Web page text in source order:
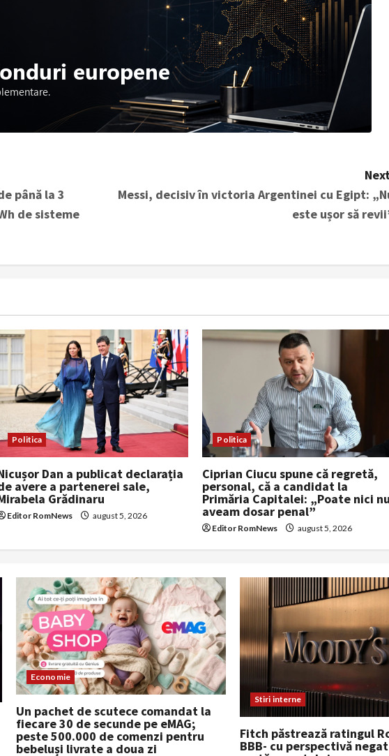
până la 3
de sisteme
Messi, decisiv în victoria Argentinei cu Egipt:
este ușor să
Politica
Dan a publicat declarația
avere a partenerei sale,
Grădinaru
Editor RomNews august 5, 2026
Politica
Ciprian Ciucu spune că regretă,
personal, că a candidat la
Primăria Capitalei: „Poate nici
aveam dosar penal”
Editor RomNews august 5, 2026
Economie
Un pachet de scutece comandat la
fiecare 30 de secunde pe eMAG;
peste 500.000 de comenzi pentru
bebeluși livrate a doua zi
Stiri interne
Fitch păstrează ratingul
BBB- cu perspectivă